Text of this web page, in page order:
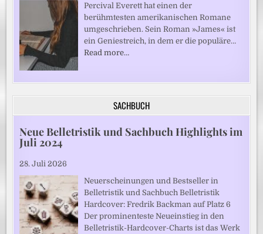
Percival Everett hat einen der
berühmtesten amerikanischen Romane
umgeschrieben. Sein Roman »James« ist
ein Geniestreich, in dem er die populäre…
Read more…
SACHBUCH
Neue Belletristik und Sachbuch Highlights im
Juli 2024
28. Juli 2026
Neuerscheinungen und Bestseller in
Belletristik und Sachbuch Belletristik
Hardcover: Fredrik Backman auf Platz 6
Der prominenteste Neueinstieg in den
Belletristik-Hardcover-Charts ist das Werk